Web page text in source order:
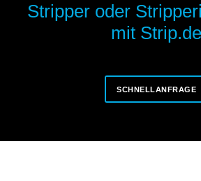
Stripper oder
mit Strip.de
SCHNELLANFRAGE